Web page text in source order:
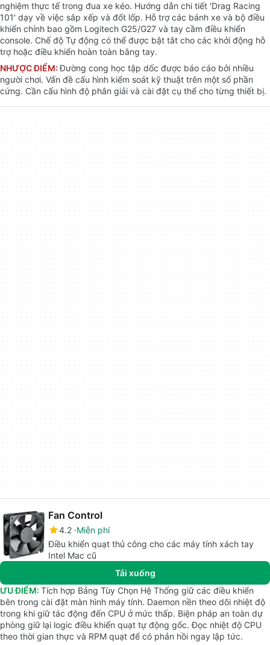
nghiệm thực tế trong đua xe kéo. Hướng dẫn chi tiết 'Drag Racing
101' dạy về việc sắp xếp và đốt lốp. Hỗ trợ các bánh xe và bộ điều
khiển chính bao gồm Logitech G25/G27 và tay cầm điều khiển
console. Chế độ Tự động có thể được bật tắt cho các khởi động hỗ
trợ hoặc điều khiển hoàn toàn bằng tay.
NHƯỢC ĐIỂM:Đường cong học tập dốc được báo cáo bởi nhiều
người chơi. Vấn đề cấu hình kiểm soát kỹ thuật trên một số phần
cứng. Cần cấu hình độ phân giải và cài đặt cụ thể cho từng thiết bị.
Fan Control
4.2 Miễn phí
Điều khiển quạt thủ công cho các máy tính xách tay
Intel Mac cũ
Tải xuống
ƯU ĐIỂM: Tích hợp Bảng Tùy Chọn Hệ Thống giữ các điều khiển
bên trong cài đặt màn hình máy tính. Daemon nền theo dõi nhiệt độ
trong khi giữ tác động đến CPU ở mức thấp. Biện pháp an toàn dự
phòng giữ lại logic điều khiển quạt tự động gốc. Đọc nhiệt độ CPU
theo thời gian thực và RPM quạt để có phản hồi ngay lập tức.